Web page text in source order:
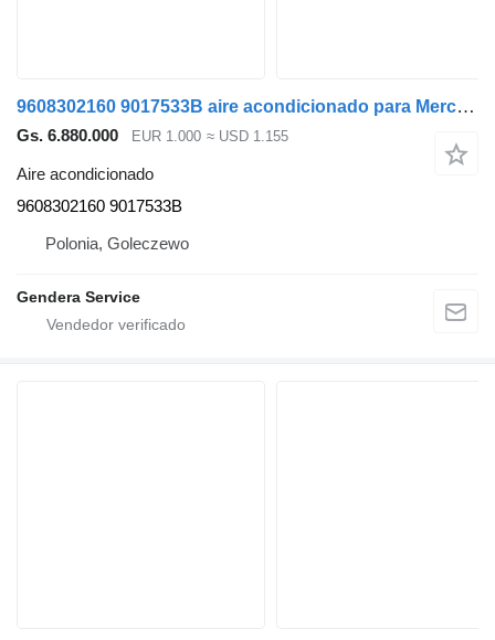
9608302160 9017533B aire acondicionado para Mercedes-Benz Actros MP4 cabeza tractora
Gs. 6.880.000 EUR 1.000 ≈ USD 1.155
Aire acondicionado
9608302160 9017533B
Polonia, Goleczewo
Gendera Service